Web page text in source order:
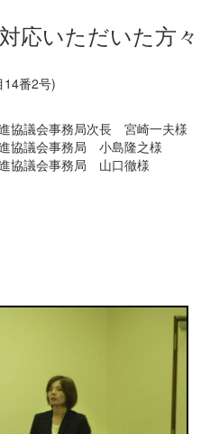
応いただいた方々
14番2号)
協議会事務局次長 宮崎一夫様
協議会事務局 小島隆之様
協議会事務局 山口徹様